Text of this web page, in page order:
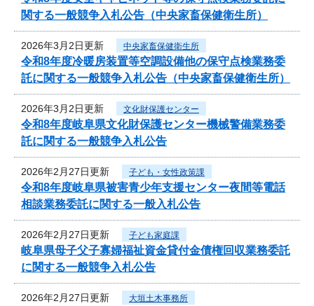
関する一般競争入札公告（中央家畜保健衛生所）
2026年3月2日更新 中央家畜保健衛生所
令和8年度冷暖房装置等空調設備他の保守点検業務委
託に関する一般競争入札公告（中央家畜保健衛生所）
2026年3月2日更新 文化財保護センター
令和8年度岐阜県文化財保護センター機械警備業務委
託に関する一般競争入札公告
2026年2月27日更新 子ども・女性政策課
令和8年度岐阜県被害青少年支援センター夜間等電話
相談業務委託に関する一般入札公告
2026年2月27日更新 子ども家庭課
岐阜県母子父子寡婦福祉資金貸付金債権回収業務委託
に関する一般競争入札公告
2026年2月27日更新 大垣土木事務所